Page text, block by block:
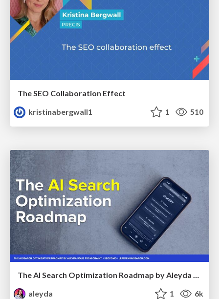
The SEO Collaboration Effect
kristinabergwall1
1 510
The AI Search Optimization Roadmap by Aleyda Solis
aleyda
1 6k